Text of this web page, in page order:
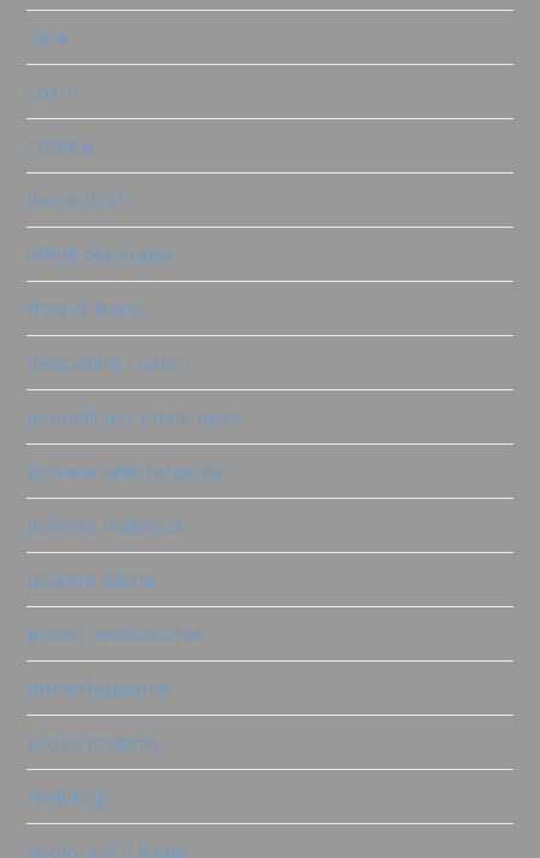
cere
colori
crackle
decoratrici
effetti decorativi
fregi di legno
mescolare i colori
pennelli per chalk paint
polvere antichizzante
polvere materica
polvere salina
primer antimacchia
primer|sigillante
prove pratiche
restyling
ricolorare il legno